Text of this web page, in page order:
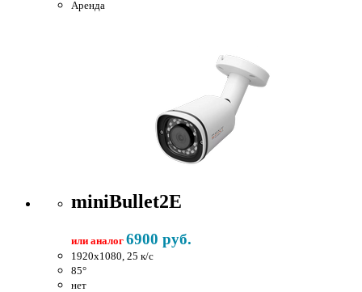
Аренда
miniBullet2E
или аналог 6900 руб.
1920x1080, 25 к/c
85°
нет